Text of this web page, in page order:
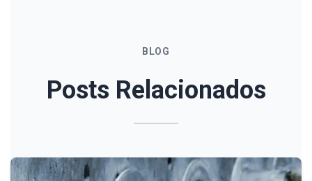
BLOG
Posts Relacionados